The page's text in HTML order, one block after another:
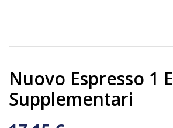
Nuovo Espresso 1
Supplementari